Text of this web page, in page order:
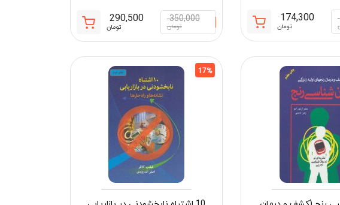
اصلی:
210,000 تومان
بود.
174,300
تومان
فعلی:
350,000
تومان
اصلی:
بود.
290,500
تومان
فعلی:
17%